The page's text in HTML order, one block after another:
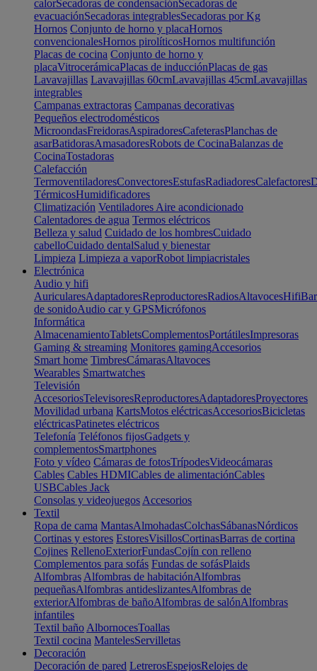
calorSecadoras de condensaciónSecadoras de
evacuaciónSecadoras integrablesSecadoras por Kg
Hornos Conjunto de horno y placaHornos
convencionalesHornos pirolíticosHornos multifunción
Placas de cocina Conjunto de horno y
placaVitrocerámicaPlacas de inducciónPlacas de gas
Lavavajillas Lavavajillas 60cmLavavajillas 45cmLavavajillas
integrables
Campanas extractoras Campanas decorativas
Pequeños electrodomésticos
MicroondasFreidorasAspiradoresCafeterasPlanchas de
asarBatidorasAmasadoresRobots de CocinaBalanzas de
CocinaTostadoras
Calefacción
TermoventiladoresConvectoresEstufasRadiadoresCalefactores
TérmicosHumidificadores
Climatización Ventiladores Aire acondicionado
Calentadores de agua Termos eléctricos
Belleza y salud Cuidado de los hombresCuidado
cabelloCuidado dentalSalud y bienestar
Limpieza Limpieza a vaporRobot limpiacristales
Electrónica
Audio y hifi
AuricularesAdaptadoresReproductoresRadiosAltavocesHifi
de sonidoAudio car y GPSMicrófonos
Informática
AlmacenamientoTabletsComplementosPortátilesImpresoras
Gaming & streaming Monitores gamingAccesorios
Smart home TimbresCámarasAltavoces
Wearables Smartwatches
Televisión
AccesoriosTelevisoresReproductoresAdaptadoresProyectores
Movilidad urbana KartsMotos eléctricasAccesoriosBicicletas
eléctricasPatinetes eléctricos
Telefonía Teléfonos fijosGadgets y
complementosSmartphones
Foto y vídeo Cámaras de fotosTrípodesVideocámaras
Cables Cables HDMICables de alimentaciónCables
USBCables Jack
Consolas y videojuegos Accesorios
Textil
Ropa de cama MantasAlmohadasColchasSábanasNórdicos
Cortinas y estores EstoresVisillosCortinasBarras de cortina
Cojines RellenoExteriorFundasCojín con relleno
Complementos para sofás Fundas de sofásPlaids
Alfombras Alfombras de habitaciónAlfombras
pequeñasAlfombras antideslizantesAlfombras de
exteriorAlfombras de bañoAlfombras de salónAlfombras
infantiles
Textil baño AlbornocesToallas
Textil cocina MantelesServilletas
Decoración
Decoración de pared LetrerosEspejosRelojes de